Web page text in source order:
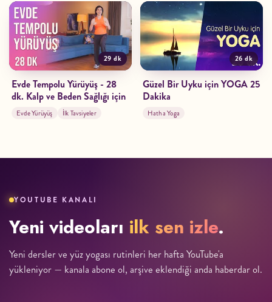
29 dk
Evde Tempolu Yürüyüş - 28
dk. Kalp ve Beden Sağlığı için
Evde Yürüyüş İlk Tavsiyeler
26 dk
Güzel Bir Uyku için YOGA 25
Dakika
Hatha Yoga
YOUTUBE KANALI
Yeni videoları ilk sen izle.
Yeni dersler ve yüz yogası rutinleri her hafta YouTube'a
yükleniyor — kanala abone ol, arşive eklendiği anda haberdar ol.